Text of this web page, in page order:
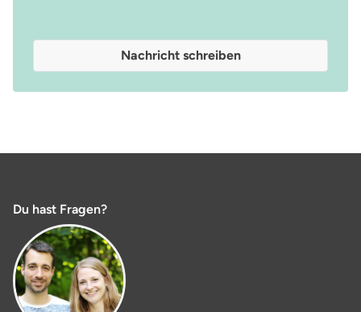
Nachricht schreiben
Du hast Fragen?